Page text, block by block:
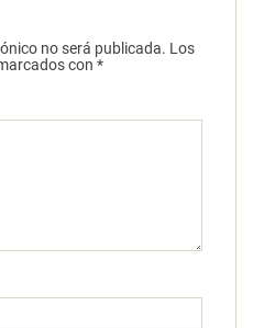
no será publicada. Los
con *